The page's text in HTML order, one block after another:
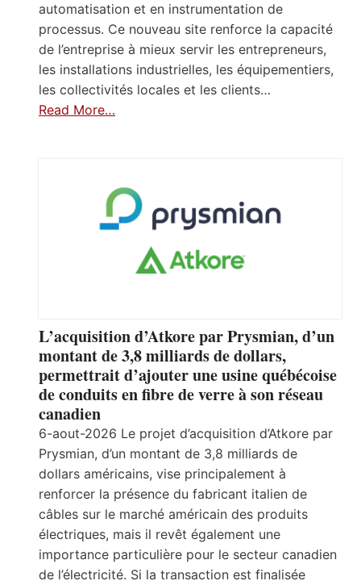
automatisation et en instrumentation de
processus. Ce nouveau site renforce la capacité
de l’entreprise à mieux servir les entrepreneurs,
les installations industrielles, les équipementiers,
les collectivités locales et les clients…
Read More…
L’acquisition d’Atkore par Prysmian, d’un
montant de 3,8 milliards de dollars,
permettrait d’ajouter une usine québécoise
de conduits en fibre de verre à son réseau
canadien
6-aout-2026 Le projet d’acquisition d’Atkore par
Prysmian, d’un montant de 3,8 milliards de
dollars américains, vise principalement à
renforcer la présence du fabricant italien de
câbles sur le marché américain des produits
électriques, mais il revêt également une
importance particulière pour le secteur canadien
de l’électricité. Si la transaction est finalisée